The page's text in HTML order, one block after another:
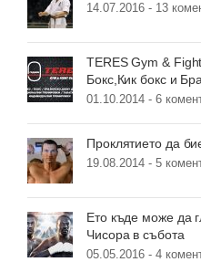
14.07.2016 - 13
TERES Gym &
Бокс,Кик бокс и
01.10.2014 - 6
Проклятието да
19.08.2014 - 5
Ето къде може да
Чисора в събота
05.05.2016 - 4